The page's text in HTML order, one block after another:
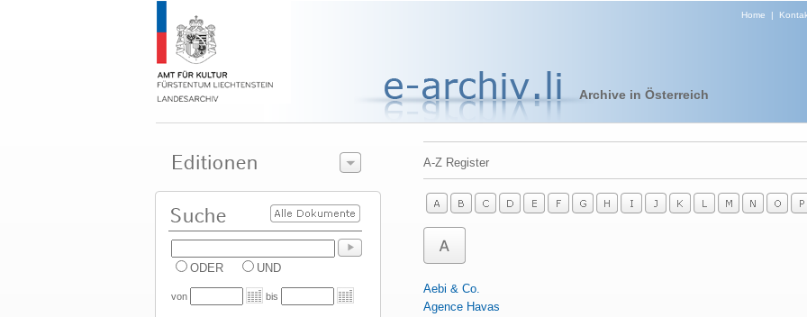
Home |
Archive in Österreich
ODER UND
von bis
A-Z Register
Aebi & Co.
Agence Havas